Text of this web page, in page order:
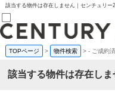
該当する物件は存在しません｜センチュリー
売買部
0120-800-844
賃貸部
TOPページ > 物件検索 >- ご成約
該当する物件は存在しま